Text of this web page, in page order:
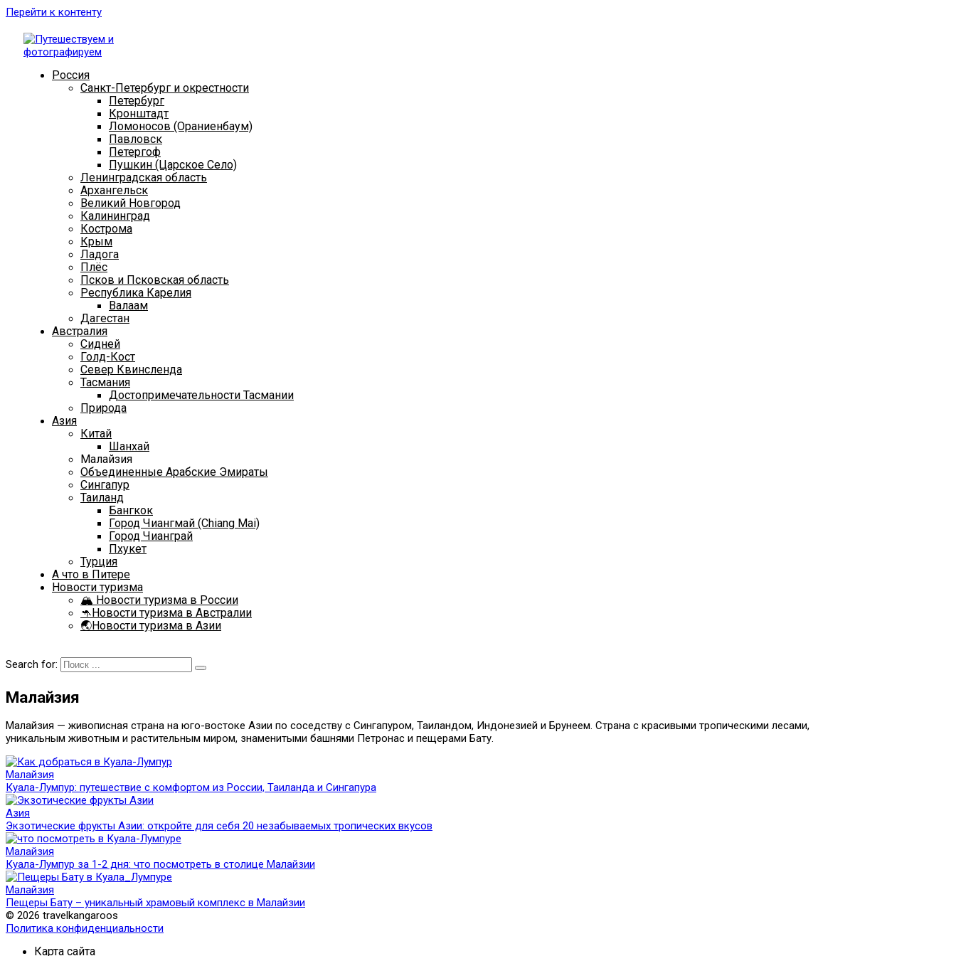
Перейти к контенту
Россия
Санкт-Петербург и окрестности
Петербург
Кронштадт
Ломоносов (Ораниенбаум)
Павловск
Петергоф
Пушкин (Царское Село)
Ленинградская область
Архангельск
Великий Новгород
Калининград
Кострома
Крым
Ладога
Плёс
Псков и Псковская область
Республика Карелия
Валаам
Дагестан
Австралия
Сидней
Голд-Кост
Север Квинсленда
Тасмания
Достопримечательности Тасмании
Природа
Азия
Китай
Шанхай
Малайзия
Объединенные Арабские Эмираты
Сингапур
Таиланд
Бангкок
Город Чиангмай (Chiang Mai)
Город Чианграй
Пхукет
Турция
А что в Питере
Новости туризма
🏔️ Новости туризма в России
🦘Новости туризма в Австралии
🌏Новости туризма в Азии
Search for:
Малайзия
Малайзия — живописная страна на юго-востоке Азии по соседству с Сингапуром, Таиландом, Индонезией и Брунеем. Страна с красивыми тропическими лесами,
уникальным животным и растительным миром, знаменитыми башнями Петронас и пещерами Бату.
Малайзия
Куала-Лумпур: путешествие с комфортом из России, Таиланда и Сингапура
Азия
Экзотические фрукты Азии: откройте для себя 20 незабываемых тропических вкусов
Малайзия
Куала-Лумпур за 1-2 дня: что посмотреть в столице Малайзии
Малайзия
Пещеры Бату – уникальный храмовый комплекс в Малайзии
© 2026 travelkangaroos
Политика конфиденциальности
Карта сайта